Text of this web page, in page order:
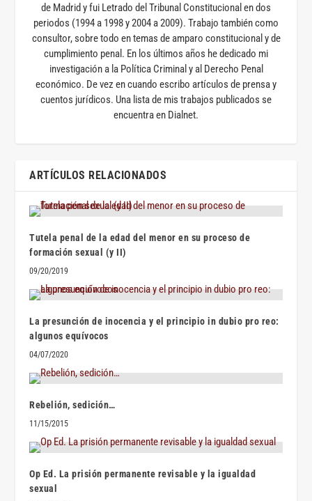
de Madrid y fui Letrado del Tribunal Constitucional en dos
periodos (1994 a 1998 y 2004 a 2009). Trabajo también como
consultor, sobre todo en temas de amparo constitucional y de
cumplimiento penal. En los últimos años he dedicado mi
investigación a la Política Criminal y al Derecho Penal
económico. De vez en cuando escribo artículos de prensa y
cuentos jurídicos. Una lista de mis trabajos publicados se
encuentra en Dialnet.
ARTÍCULOS RELACIONADOS
Tutela penal de la edad del menor en su proceso de
formación sexual (y II)
09/20/2019
La presunción de inocencia y el principio in dubio pro reo:
algunos equívocos
04/07/2020
Rebelión, sedición…
11/15/2015
Op Ed. La prisión permanente revisable y la igualdad
sexual